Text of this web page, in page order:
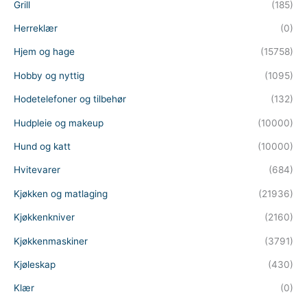
Grill (185)
Herreklær (0)
Hjem og hage (15758)
Hobby og nyttig (1095)
Hodetelefoner og tilbehør (132)
Hudpleie og makeup (10000)
Hund og katt (10000)
Hvitevarer (684)
Kjøkken og matlaging (21936)
Kjøkkenkniver (2160)
Kjøkkenmaskiner (3791)
Kjøleskap (430)
Klær (0)